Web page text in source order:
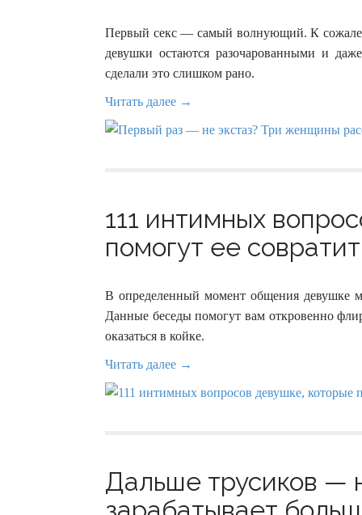
Первый секс — самый волнующий. К
девушки остаются разочарованными и
сделали это слишком рано.
Читать далее →
111 интимных
помогут ее
В определенный момент общения девушке
Данные беседы помогут вам откровенно
оказаться в койке.
Читать далее →
Дальше трусиков —